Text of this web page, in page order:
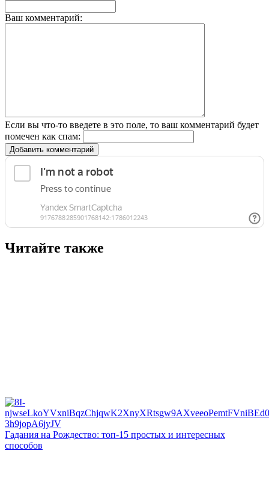
Ваш комментарий:
Если вы что-то введете в это поле, то ваш комментарий будет
помечен как спам:
Добавить комментарий
Читайте также
Гадания на Рождество: топ-15 простых и интересных
способов